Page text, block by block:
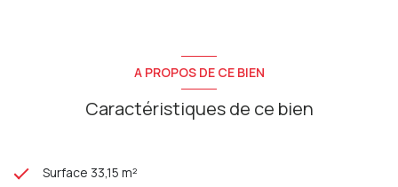
A PROPOS DE CE BIEN
Caractéristiques de ce bien
Surface 33,15 m²